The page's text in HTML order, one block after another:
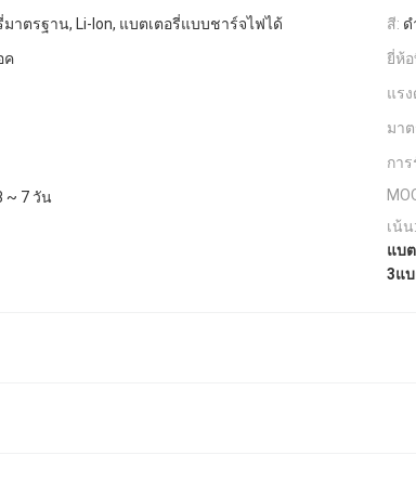
มาตรฐาน, Li-Ion, แบตเตอรี่แบบชาร์จไฟได้ สี: ด
ค ยี่ห้
แร
มา
กา
~ 7 วัน
เน้น:
แบ
3แบ